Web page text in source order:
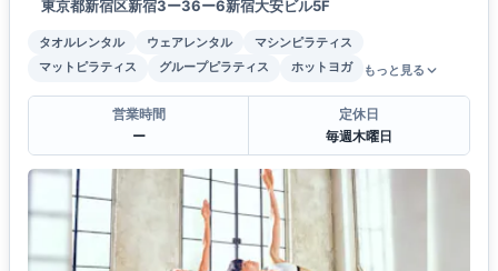
東京都新宿区新宿3ー36ー6新宿大安ビル5F
タオルレンタル ウェアレンタル
マシンピラティス
マットピラティス
グループピラティス ホットヨガ もっと見る
営業時間
ー
定休日
毎週木曜日